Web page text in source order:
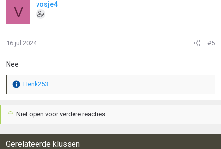
V vosje4
16 jul 2024 #5
Nee
W
r
e
r
Henk253
Niet open voor verdere reacties.
Gerelateerde klussen